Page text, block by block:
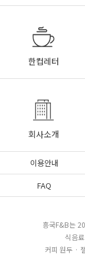
한컵레터
회사소개
이용안내
FAQ
흥국F&B는
식음
커피 원두 ·